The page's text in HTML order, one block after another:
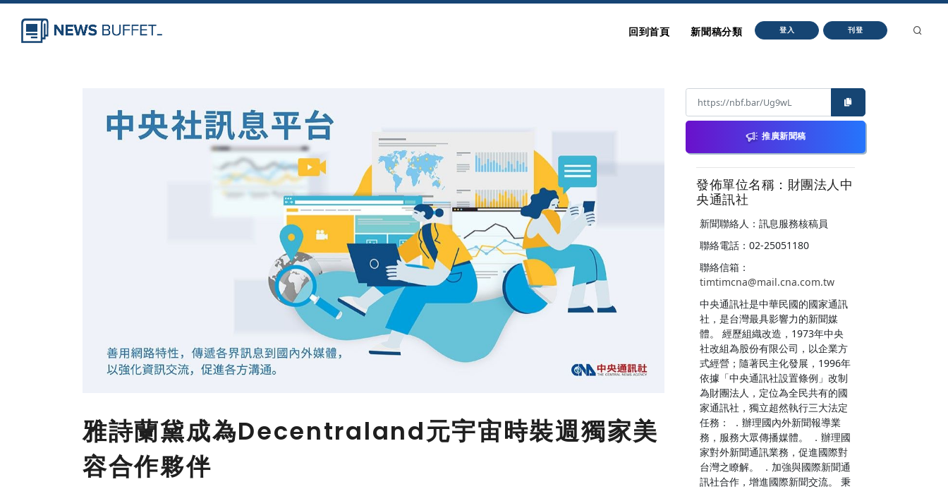
回到首頁 新聞稿分類 登入 刊登
雅詩蘭黛成為Decentraland元宇宙時裝週獨家美
容合作夥伴
推廣新聞稿
發佈單位名稱：財團法人中
央通訊社
新聞聯絡人：訊息服務核稿員
聯絡電話：02-25051180
聯絡信箱：
timtimcna@mail.cna.com.tw
中央通訊社是中華民國的國家通訊
社，是台灣最具影響力的新聞媒
體。 經歷組織改造，1973年中央
社改組為股份有限公司，以企業方
式經營；隨著民主化發展，1996年
依據「中央通訊社設置條例」改制
為財團法人，定位為全民共有的國
家通訊社，獨立超然執行三大法定
任務： ．辦理國內外新聞報導業
務，服務大眾傳播媒體。 ．辦理國
家對外新聞通訊業務，促進國際對
台灣之瞭解。 ．加強與國際新聞通
訊社合作，增進國際新聞交流。 秉